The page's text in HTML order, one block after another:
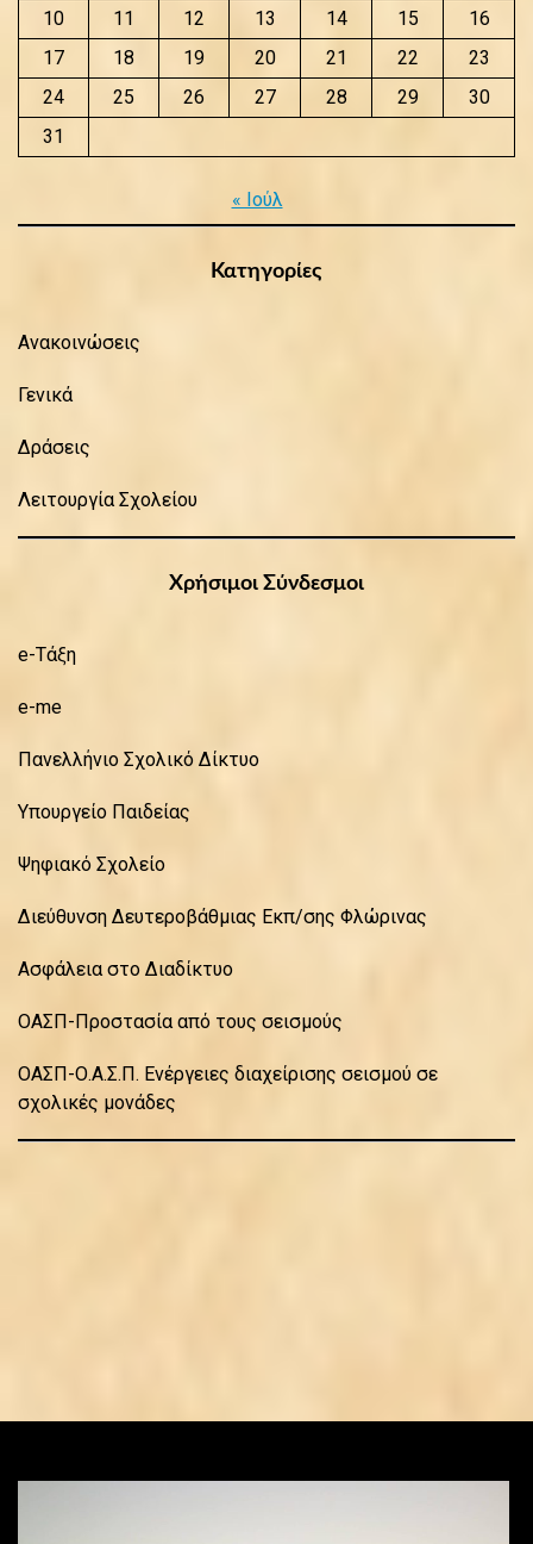
10
11 12 13 14 15
16
17
18 19 20 21 22
23
24
25 26 27 28 29
30
31
« Ιούλ
Κατηγορίες
Ανακοινώσεις
Γενικά
Δράσεις
Λειτουργία Σχολείου
Χρήσιμοι Σύνδεσμοι
e-Τάξη
e-me
Πανελλήνιο Σχολικό Δίκτυο
Υπουργείο Παιδείας
Ψηφιακό Σχολείο
Διεύθυνση Δευτεροβάθμιας Εκπ/σης Φλώρινας
Ασφάλεια στο Διαδίκτυο
ΟΑΣΠ-Προστασία από τους σεισμούς
ΟΑΣΠ-Ο.Α.Σ.Π. Ενέργειες διαχείρισης σεισμού σε
σχολικές μονάδες